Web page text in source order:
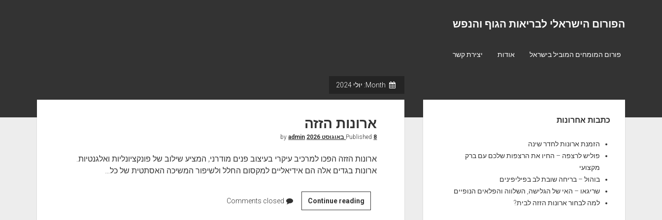
הפורום הישראלי לבריאות הגוף והנפש
פורום המומחים המוביל בישראל אודות יצירת קשר
יולי 2024
ארונות הזזה
Published 8 באוגוסט 2026 admin
ארונות הזזה הפכו למרכיב עיקרי בעיצוב פנים מודרני, המציע שילוב של פונקציונליות ואלגנטיות.
ארונות בגדים אלה הם אידיאליים למקסום החלל ולשיפור המשיכה האסתטית של כל…
Continue reading
ר
כתבות אחרונות
הזמנת ארונות לחדר שינה
פוליש לרצפה – החיו את הרצפות שלכם עם ברק
מקצועי
בוהול – בריחה שובת לב בפיליפינים
שריגאו – האי של הגלישה, השלווה והפלאים הנופיים
למה לבחור ארונות הזזה לבית?